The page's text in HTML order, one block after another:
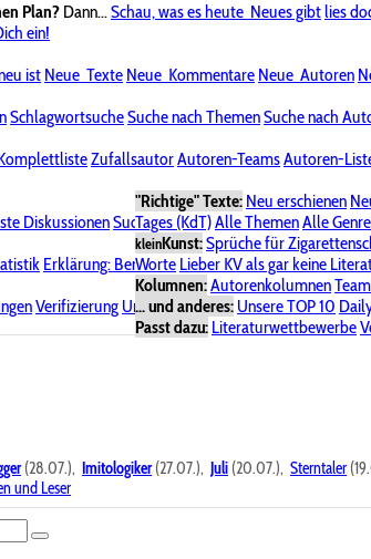
Plan? Dann...Schau, was es heute Neues gibtlies
ein!
ist Neue Texte Neue Kommentare Neue Autoren
SchlagwortsucheSuche nach ThemenSuche nach
ZufallsautorAutoren-TeamsAutoren-
"Richtige" Texte: Neu erschienen
Tages (KdT)Alle ThemenAlle
kleinKunst:Sprüche für
Worte Lieber KV als gar keine
Kolumnen:Autorenkolumnen
... und anderes: Unsere TOP 10
Passt dazu: Literaturwettbewerbe
DiskussionenSuche im ForumBereich "KV-Board"
Erklärung: BenutzersymboleSpende für KV
Verifizierung UrheberrechtAvatare & Bilder
(28.07.), Imitologiker(27.07.), Juli (20.07.), Sterntaler
und Leser